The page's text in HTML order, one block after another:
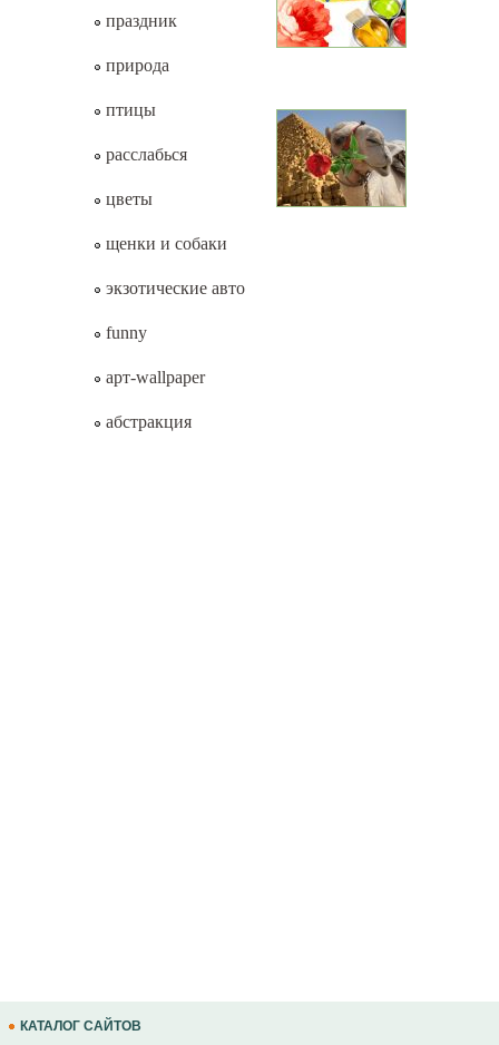
праздник
природа
птицы
расслабься
цветы
щенки и собаки
экзотические авто
funny
арт-wallpaper
абстракция
КАТАЛОГ САЙТОВ